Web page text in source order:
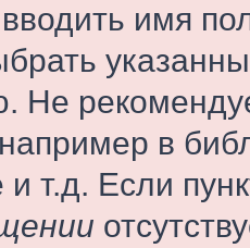
имя
Не
в
и т.д. Если